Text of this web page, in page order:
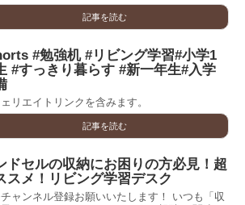
記事を読む
#勉強机 #リビング学習#小学1
#すっきり暮らす #新一年生#入学
リエイトリンクを含みます。
記事を読む
ドセルの収納にお困りの方必見！超
スメ！リビング学習デスク
ャンネル登録お願いいたします！ いつも「収